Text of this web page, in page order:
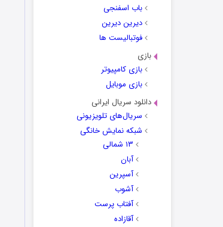
باب اسفنجی
دیرین دیرین
فوتبالیست ها
بازی
بازی کامپیوتر
بازی موبایل
دانلود سریال ایرانی
سریال‌های تلویزیونی
شبکه نمایش خانگی
۱۳ شمالی
آبان
آسپرین
آشوب
آفتاب پرست
آقازاده